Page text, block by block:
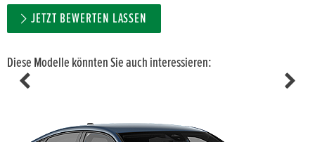
JETZT BEWERTEN LASSEN
Diese Modelle könnten Sie auch interessieren: